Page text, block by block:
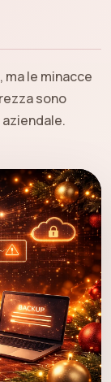
le minacce
sono